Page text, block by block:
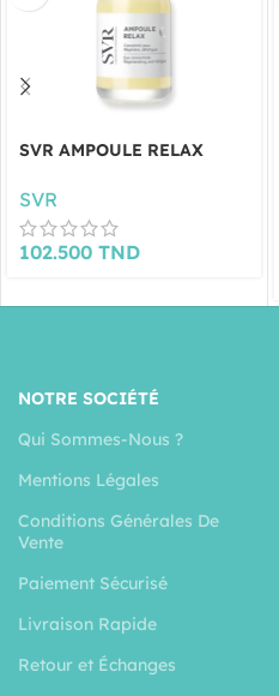
SVR AMPOULE RELAX
SVR
102.500 TND
NOTRE SOCIÉTÉ
Qui Sommes-Nous ?
Mentions Légales
Conditions Générales De
Vente
Paiement Sécurisé
Livraison Rapide
Retour et Échanges